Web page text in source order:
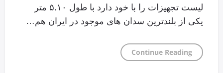
لیست تجهیزات را با خود دارد با طول ۵.۱۰ متر
یکی از بلندترین سدان های موجود در ایران هم…
Continue Reading